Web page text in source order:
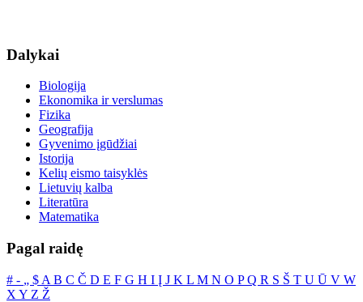
Dalykai
Biologija
Ekonomika ir verslumas
Fizika
Geografija
Gyvenimo įgūdžiai
Istorija
Kelių eismo taisyklės
Lietuvių kalba
Literatūra
Matematika
Pagal raidę
# ‐ „ $ A B C Č D E F G H I Į J K L M N O PQ R S Š T U Ū V W
X Y Z Ž